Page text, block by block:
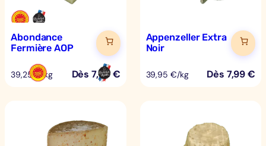
Abondance
Fermière AOP
39,25 €/kg Dès7,85€
Appenzeller Extra
Noir
39,95 €/kg Dès 7,99€